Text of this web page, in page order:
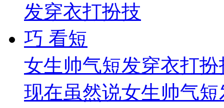
女生帅气短发穿衣打
现在虽然说女生帅气